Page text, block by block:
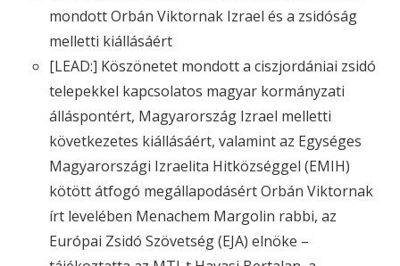
mondott Orbán Viktornak Izrael és a zsidóság
melletti kiállásáért
[LEAD:] Köszönetet mondott a ciszjordániai zsidó
telepekkel kapcsolatos magyar kormányzati
álláspontért, Magyarország Izrael melletti
következetes kiállásáért, valamint az Egységes
Magyarországi Izraelita Hitközséggel (EMIH)
kötött átfogó megállapodásért Orbán Viktornak
írt levelében Menachem Margolin rabbi, az
Európai Zsidó Szövetség (EJA) elnöke –